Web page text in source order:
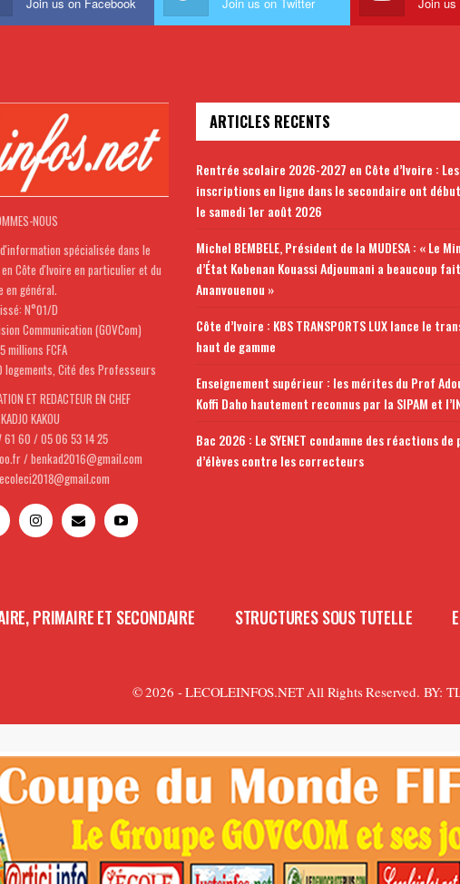
NOUS
spécialisée dans le
Côte d'Ivoire en particulier et du
en général.
N°01/D
Communication (GOVCom)
millions FCFA
logements, Cité des Professeurs
ET REDACTEUR EN CHEF
KAKOU
61 60 / 05 06 53 14 25
/ benkad2016@gmail.com
ARTICLES RECENTS
Rentrée scolaire 2026-2027 en Côte d’Ivoire : Les
inscriptions en ligne dans le secondaire ont
le samedi 1er août 2026
Michel BEMBELE, Président de la MUDESA : « Le
d’État Kobenan Kouassi Adjoumani a beaucoup
Ananvouenou »
Côte d’Ivoire : KBS TRANSPORTS LUX lance le
haut de gamme
Enseignement supérieur : les mérites du Prof
Koffi Daho hautement reconnus par la SIPAM et
Bac 2026 : Le SYENET condamne des réactions
d’élèves contre les correcteurs
PRIMAIRE ET SECONDAIRE STRUCTURES SOUS TUTELLE
© 2026 - LECOLEINFOS.NET All Rights Reserved. BY: